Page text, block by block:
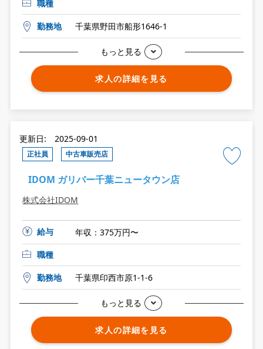
職種
勤務地 千葉県野田市船形1646-1
もっと見る
求人の詳細を見る
更新日: 2025-09-01
正社員 中古車販売店
IDOM ガリバー千葉ニュータウン店
株式会社IDOM
給与
年収：375万円〜
職種
勤務地 千葉県印西市原1-1-6
もっと見る
求人の詳細を見る